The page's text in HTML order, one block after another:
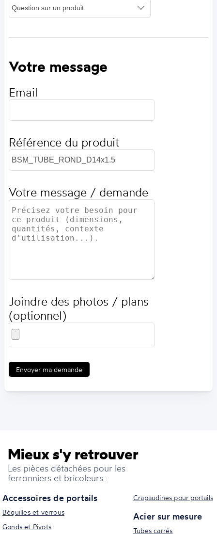
Votre message
Email
Référence du produit
Votre message / demande
Joindre des photos / plans
(optionnel)
Envoyer ma demande
Mieux s'y retrouver
Les pièces détachées pour les
ferronniers et bricoleurs :
Accessoires de portails
Béquilles et verrous
Gonds et Pivots
Crapaudines pour portails
Acier sur mesure
Tubes carrés